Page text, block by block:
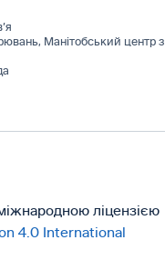
Манітобський центр з
ліцензією
4.0 International